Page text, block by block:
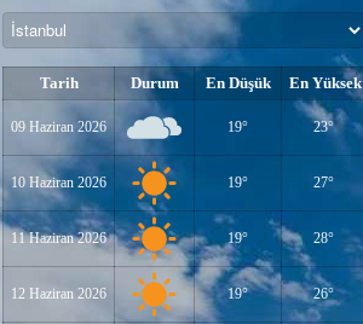
Tarih Durum En Düşük En Yüksek
09 Haziran 2026 19° 23°
10 Haziran 2026 19° 27°
11 Haziran 2026 19° 28°
12 Haziran 2026 19° 26°